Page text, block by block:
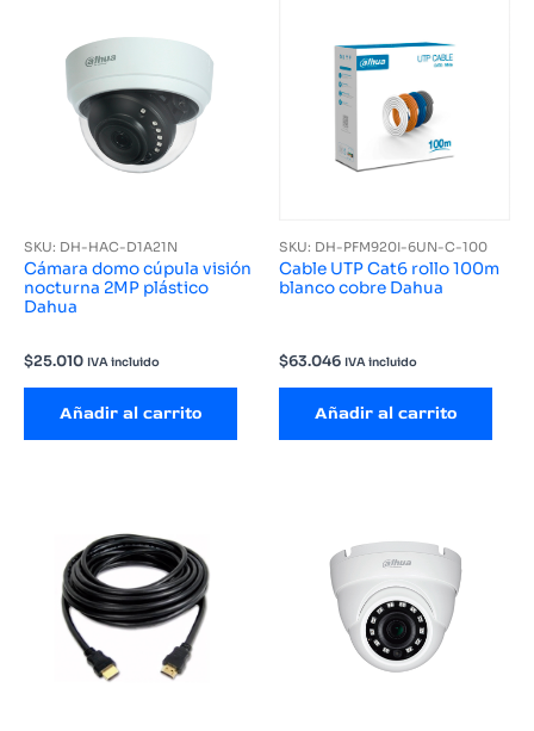
SKU: DH-HAC-D1A21N
Cámara domo cúpula visión
nocturna 2MP plástico
Dahua
$25.010 IVA incluido
Añadir al carrito
SKU: DH-PFM920I-6UN-C-100
Cable UTP Cat6 rollo 100m
blanco cobre Dahua
$63.046 IVA incluido
Añadir al carrito